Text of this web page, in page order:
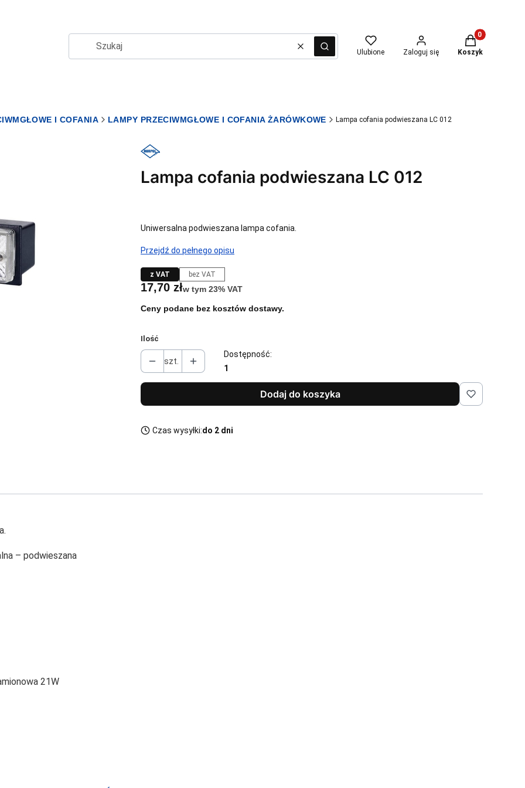
WyczyśćSzukaj Ulubione Zaloguj się
Produkty w
Koszyk
I COFANIA LAMPY PRZECIWMGŁOWE I COFANIA ŻARÓWKOWE Lampa cofania podwieszana LC 012
Lampa cofania podwieszana LC 012
Uniwersalna podwieszana lampa cofania.
Przejdź do pełnego opisu
z VAT bez VAT
Cena
17,70 złw tym 23% VAT
w tym 23% VAT
Ceny podane bez kosztów dostawy.
Ilość
szt.
Dostępność:
1
Dodaj do koszyka
Czas wysyłki:do 2 dni
– podwieszana
21W